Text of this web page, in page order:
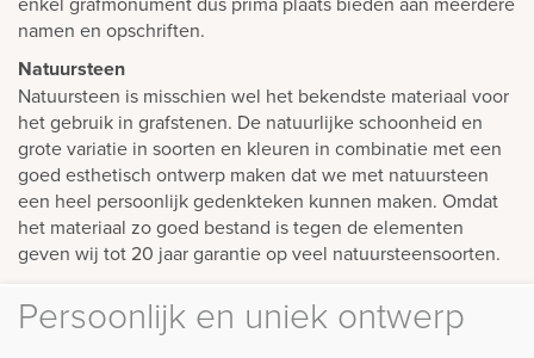
namen en opschriften.
Natuursteen
Natuursteen is misschien wel het bekendste materiaal voor
het gebruik in grafstenen. De natuurlijke schoonheid en
grote variatie in soorten en kleuren in combinatie met een
goed esthetisch ontwerp maken dat we met natuursteen
een heel persoonlijk gedenkteken kunnen maken. Omdat
het materiaal zo goed bestand is tegen de elementen
geven wij tot 20 jaar garantie op veel natuursteensoorten.
Persoonlijk en uniek ontwerp